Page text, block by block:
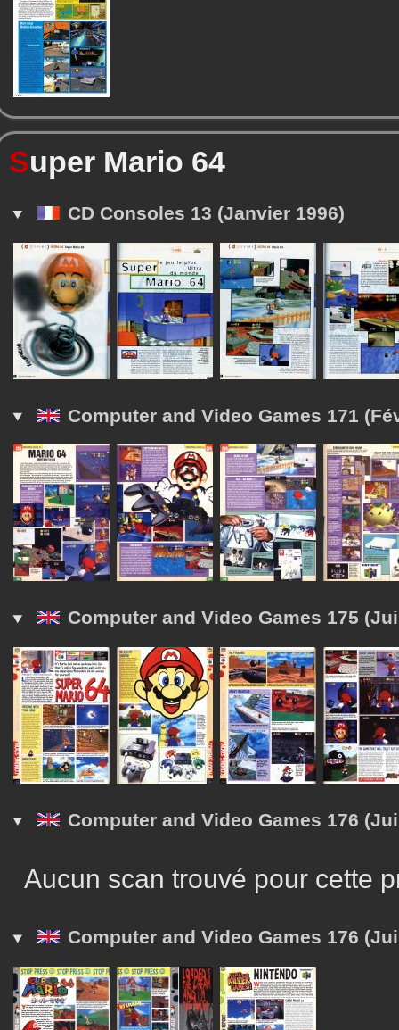
Super Mario 64
CD Consoles 13 (Janvier 1996)
Computer and Video Games 171
Computer and Video Games 175
Computer and Video Games 176
Aucun scan trouvé pour cette
Computer and Video Games 176